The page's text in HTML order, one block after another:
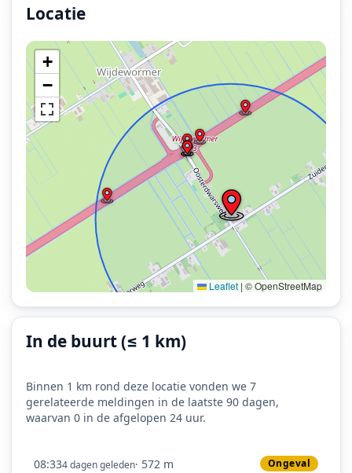
Locatie
+
−
Leaflet | © OpenStreetMap
Locatie van het incident: Oosterdwarspark,
In de buurt (≤ 1 km)
Binnen 1 km rond deze locatie vonden we 7
gerelateerde meldingen in de laatste 90 dagen,
waarvan 0 in de afgelopen 24 uur.
08:334 dagen geleden· 572 m Ongeval